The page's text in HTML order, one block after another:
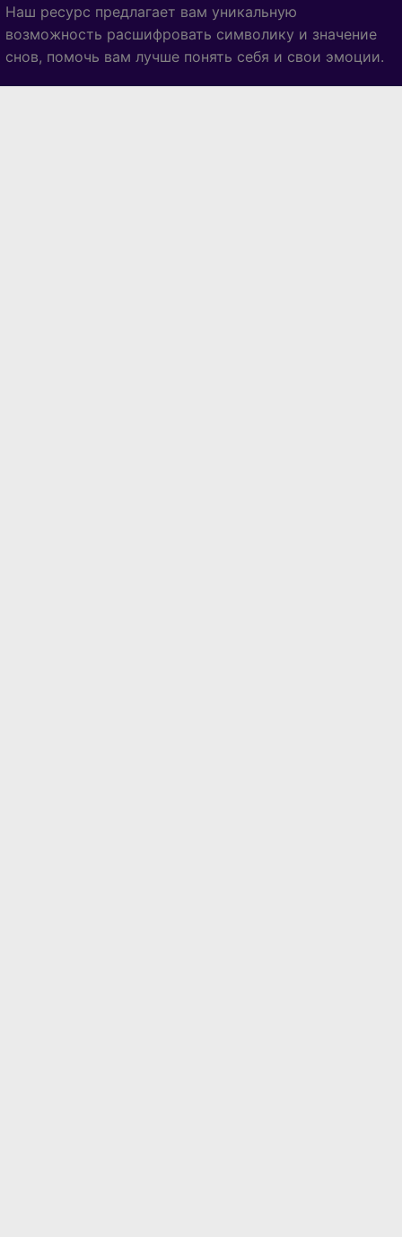
Наш ресурс предлагает вам уникальную
возможность расшифровать символику и значение
снов, помочь вам лучше понять себя и свои эмоции.